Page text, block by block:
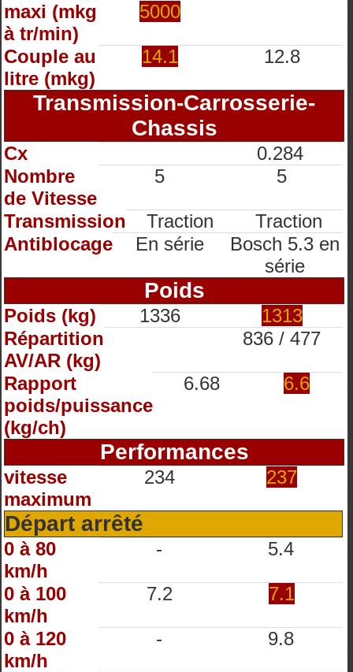
maxi (mkg
à tr/min)
5000
Couple au
litre (mkg)
14.1 12.8
Transmission-Carrosserie-
Chassis
Cx
0.284
Nombre
de Vitesse
5 5
Transmission Traction
Traction
Antiblocage
En série
Bosch 5.3 en
série
Poids
Poids (kg) 1336
1313
Répartition
AV/AR (kg)
836 / 477
Rapport
poids/puissance
(kg/ch)
6.68 6.6
Performances
vitesse
maximum
234 237
Départ arrêté
0 à 80
km/h
- 5.4
0 à 100
km/h
7.2 7.1
0 à 120
km/h
- 9.8